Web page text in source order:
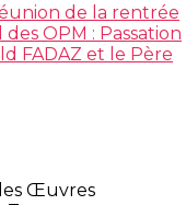
de la rentrée
OPM : Passation
FADAZ et le Père
Œuvres